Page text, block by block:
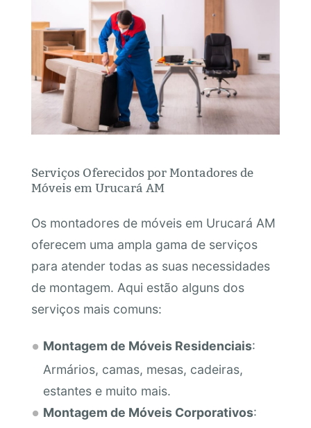
Serviços Oferecidos por Montadores de
Móveis em Urucará AM
Os montadores de móveis em Urucará AM
oferecem uma ampla gama de serviços
para atender todas as suas necessidades
de montagem. Aqui estão alguns dos
serviços mais comuns:
Montagem de Móveis Residenciais:
Armários, camas, mesas, cadeiras,
estantes e muito mais.
Montagem de Móveis Corporativos: